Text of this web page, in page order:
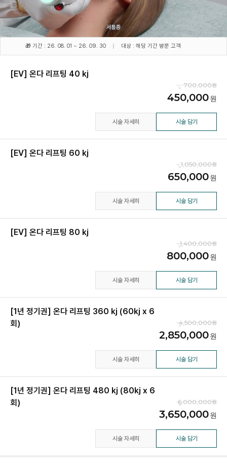
🎁 기간 : 26. 08. 01 ~ 26. 09. 30 대상 : 해당 기간 방문 고객
[EV] 온다 리프팅 40 kj
700,000
450,000
시술 자세히 시술 담기
[EV] 온다 리프팅 60 kj
1,050,000
650,000
시술 자세히 시술 담기
[EV] 온다 리프팅 80 kj
1,400,000
800,000
시술 자세히 시술 담기
[1년 정기권] 온다 리프팅 360 kj (60kj x 6
회)
4,500,000
2,850,000
시술 자세히 시술 담기
[1년 정기권] 온다 리프팅 480 kj (80kj x 6
회)
6,000,000
3,650,000
시술 자세히 시술 담기